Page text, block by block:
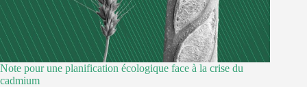
Note pour une planification écologique face à la crise du
cadmium